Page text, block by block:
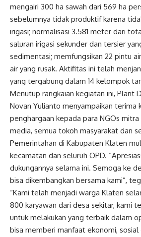
mengairi 300 ha sawah dari 569 ha
sebelumnya tidak produktif karena
irigasi; normalisasi 3.581 meter dari
saluran irigasi sekunder dan tersier
sedimentasi; memfungsikan 22 pintu
air yang rusak. Aktifitas ini telah
yang tergabung dalam 14 kelompok
Menutup rangkaian kegiatan ini, Plant
Novan Yulianto menyampaikan terima
penghargaan kepada para NGOs
media, semua tokoh masyarakat dan
Pemerintahan di Kabupaten Klaten
kecamatan dan seluruh OPD.
dukungannya selama ini. Semoga ke
bisa dikembangkan bersama kami”,
“Kami telah menjadi warga Klaten
800 karyawan dari desa sekitar, kami
untuk melakukan yang terbaik dalam
bisa memberi manfaat ekonomi, sosial